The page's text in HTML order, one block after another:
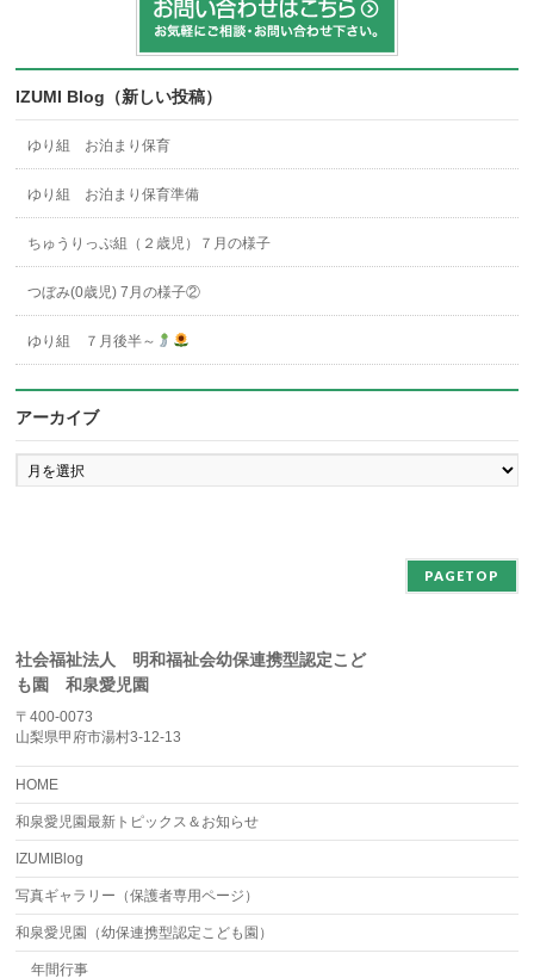
IZUMI Blog（新しい投稿）
ゆり組 お泊まり保育
ゆり組 お泊まり保育準備
ちゅうりっぷ組（２歳児）７月の様子
つぼみ(0歳児) 7月の様子②
ゆり組 ７月後半～
アーカイブ
ア
ー
PAGETOP
社会福祉法人 明和福祉会幼保連携型認定こど
も園 和泉愛児園
〒400-0073
山梨県甲府市湯村3-12-13
HOME
和泉愛児園最新トピックス＆お知らせ
IZUMIBlog
写真ギャラリー（保護者専用ページ）
和泉愛児園（幼保連携型認定こども園）
年間行事